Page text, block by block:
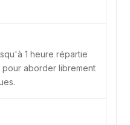
1 heure répartie
pour aborder librement